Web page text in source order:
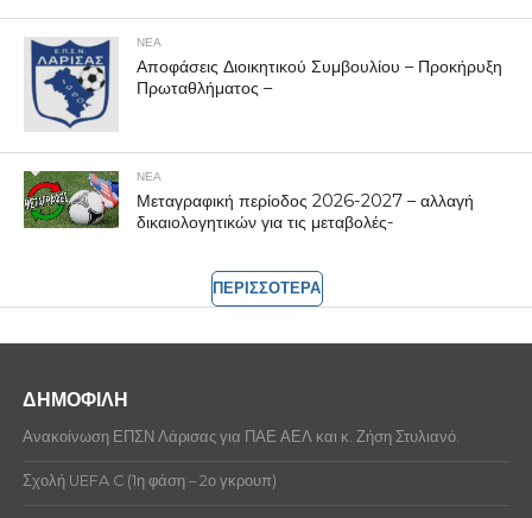
ΝΕΑ
Αποφάσεις Διοικητικού Συμβουλίου – Προκήρυξη
Πρωταθλήματος –
ΝΕΑ
Μεταγραφική περίοδος 2026-2027 – αλλαγή
δικαιολογητικών για τις μεταβολές-
ΠΕΡΙΣΣΟΤΕΡΑ
ΔΗΜΟΦΙΛΗ
Ανακοίνωση ΕΠΣΝ Λάρισας για ΠΑΕ ΑΕΛ και κ. Ζήση Στυλιανό.
Σχολή UEFA C (1η φάση – 2ο γκρουπ)